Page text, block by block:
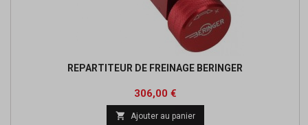
REPARTITEUR DE FREINAGE BERINGER
Prix
306,00 €Prix
de
 Ajouter au panier